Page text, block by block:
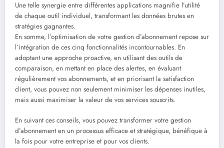
Une telle synergie entre différentes applications magnifie l’utilité
de chaque outil individuel, transformant les données brutes en
stratégies gagnantes.
En somme, l’optimisation de votre gestion d’abonnement repose sur
l’intégration de ces cinq fonctionnalités incontournables. En
adoptant une approche proactive, en utilisant des outils de
comparaison, en mettant en place des alertes, en évaluant
régulièrement vos abonnements, et en priorisant la satisfaction
client, vous pouvez non seulement minimiser les dépenses inutiles,
mais aussi maximiser la valeur de vos services souscrits.
En suivant ces conseils, vous pouvez transformer votre gestion
d’abonnement en un processus efficace et stratégique, bénéfique à
la fois pour votre entreprise et pour vos clients.